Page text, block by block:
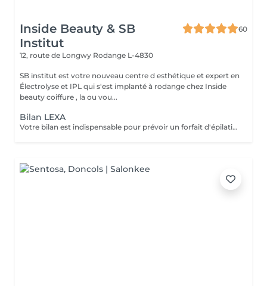
Inside Beauty & SB
Institut
60
12, route de Longwy Rodange L-4830
SB institut est votre nouveau centre d esthétique et expert en
Électrolyse et IPL qui s'est implanté à rodange chez Inside
beauty coiffure , la ou vou...
Bilan LEXA
Votre bilan est indispensable pour prévoir un forfait d'épilation par Électrolyse. Il permettra de vous expliquer comment cela fonctionne ainsi de personnaliser votre forfait en fonction de vos besoins et de votre budget. L'électrolyse est une technique d'épilation définitive sur : Poils blancs,roux,noirs Peaux blanches,noires,métissées Zones tatouées Fin de protocoles IPL Duvets fins Zones hormonales femmes Votre bilan vous sera offert lors de la souscription d'un abonnement.